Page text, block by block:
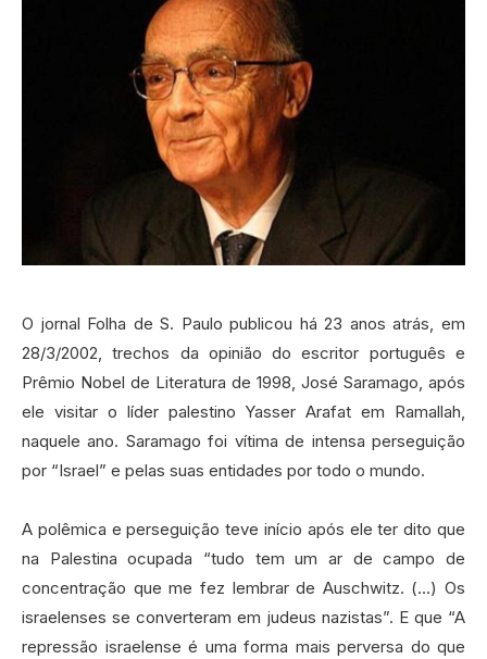
O jornal Folha de S. Paulo publicou há 23 anos atrás, em
28/3/2002, trechos da opinião do escritor português e
Prêmio Nobel de Literatura de 1998, José Saramago, após
ele visitar o líder palestino Yasser Arafat em Ramallah,
naquele ano. Saramago foi vítima de intensa perseguição
por “Israel” e pelas suas entidades por todo o mundo.
A polêmica e perseguição teve início após ele ter dito que
na Palestina ocupada “tudo tem um ar de campo de
concentração que me fez lembrar de Auschwitz. (…) Os
israelenses se converteram em judeus nazistas”. E que “A
repressão israelense é uma forma mais perversa do que